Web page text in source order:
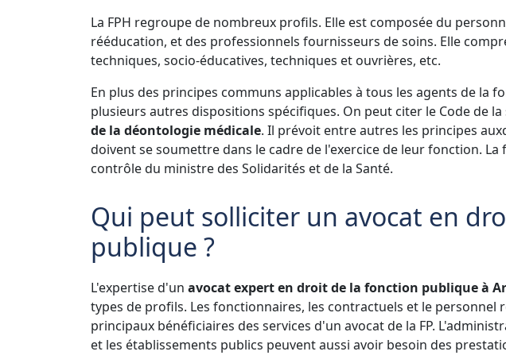
La FPH regroupe de nombreux profils. Elle est composée du
rééducation, et des professionnels fournisseurs de soins. Elle
techniques, socio-éducatives, techniques et ouvrières, etc.
En plus des principes communs applicables à tous les agents de la
plusieurs autres dispositions spécifiques. On peut citer le Code de
de la déontologie médicale. Il prévoit entre autres les principes
doivent se soumettre dans le cadre de l'exercice de leur fonction.
contrôle du ministre des Solidarités et de la Santé.
Qui peut solliciter un avocat en
publique ?
L'expertise d'un avocat expert en droit de la fonction publique à
types de profils. Les fonctionnaires, les contractuels et le
principaux bénéficiaires des services d'un avocat de la FP.
et les établissements publics peuvent aussi avoir besoin des